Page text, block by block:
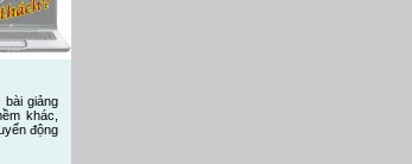
bài giảng
khác,
động